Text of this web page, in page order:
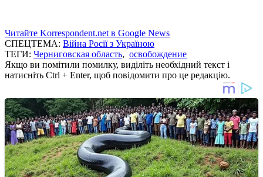
Читайте Korrespondent.net в Google News
СПЕЦТЕМА: Війна Росії з Україною
ТЕГИ: Черниговская область, освобождение
Якщо ви помітили помилку, виділіть необхідний текст і
натисніть Ctrl + Enter, щоб повідомити про це редакцію.